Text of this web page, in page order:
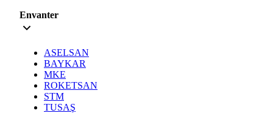
Envanter
ASELSAN
BAYKAR
MKE
ROKETSAN
STM
TUSAŞ